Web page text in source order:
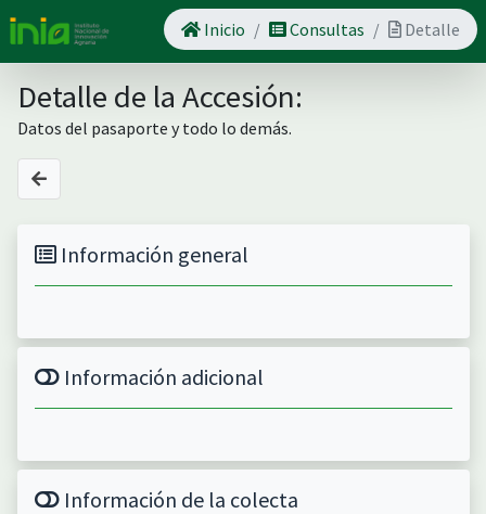
Inicio Consultas Detalle
Detalle de la Accesión:
Datos del pasaporte y todo lo demás.
Información general
Información adicional
Información de la colecta